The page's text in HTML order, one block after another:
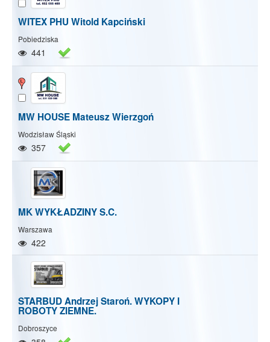
WITEX PHU Witold Kapciński
Pobiedziska
441
MW HOUSE Mateusz Wierzgoń
Wodzisław Śląski
357
MK WYKŁADZINY S.C.
Warszawa
422
STARBUD Andrzej Staroń. WYKOPY I
ROBOTY ZIEMNE.
Dobroszyce